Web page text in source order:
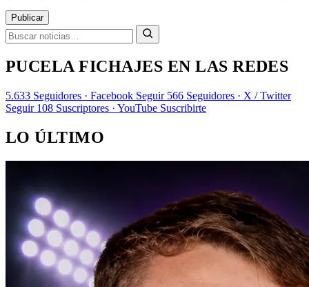
Publicar
PUCELA FICHAJES EN LAS REDES
5.633 Seguidores · Facebook Seguir 566 Seguidores · X / Twitter
Seguir 108 Suscriptores · YouTube Suscribirte
LO ÚLTIMO